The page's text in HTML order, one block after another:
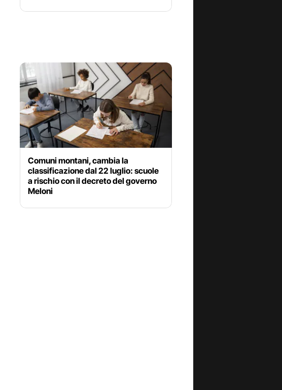
Comuni montani, cambia la
classificazione dal 22 luglio: scuole
a rischio con il decreto del governo
Meloni